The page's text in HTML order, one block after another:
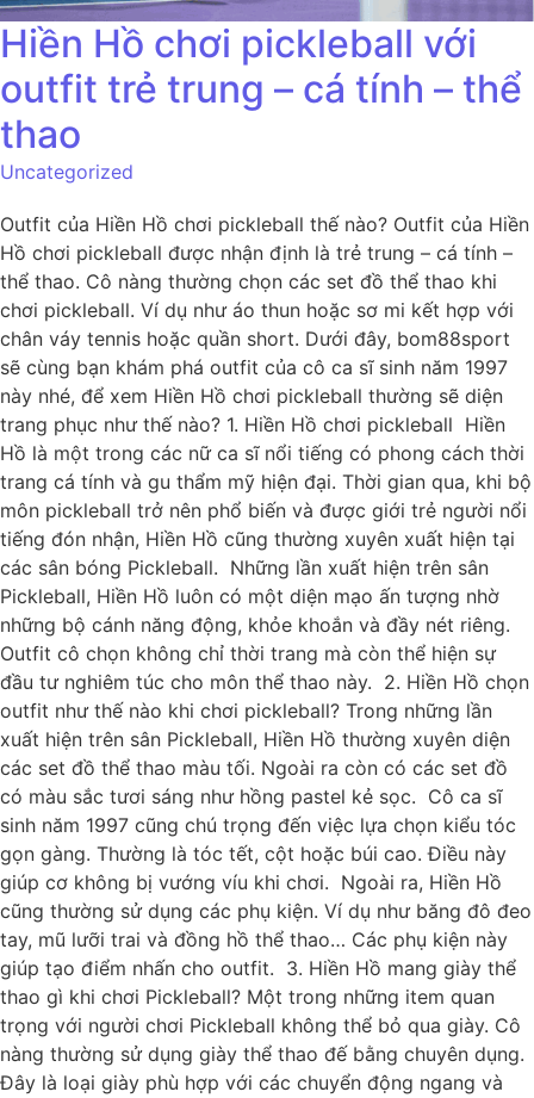
Hiền Hồ chơi pickleball với
outfit trẻ trung – cá tính – thể
thao
Uncategorized
Outfit của Hiền Hồ chơi pickleball thế nào? Outfit của Hiền
Hồ chơi pickleball được nhận định là trẻ trung – cá tính –
thể thao. Cô nàng thường chọn các set đồ thể thao khi
chơi pickleball. Ví dụ như áo thun hoặc sơ mi kết hợp với
chân váy tennis hoặc quần short. Dưới đây, bom88sport
sẽ cùng bạn khám phá outfit của cô ca sĩ sinh năm 1997
này nhé, để xem Hiền Hồ chơi pickleball thường sẽ diện
trang phục như thế nào? 1. Hiền Hồ chơi pickleball Hiền
Hồ là một trong các nữ ca sĩ nổi tiếng có phong cách thời
trang cá tính và gu thẩm mỹ hiện đại. Thời gian qua, khi bộ
môn pickleball trở nên phổ biến và được giới trẻ người nổi
tiếng đón nhận, Hiền Hồ cũng thường xuyên xuất hiện tại
các sân bóng Pickleball. Những lần xuất hiện trên sân
Pickleball, Hiền Hồ luôn có một diện mạo ấn tượng nhờ
những bộ cánh năng động, khỏe khoắn và đầy nét riêng.
Outfit cô chọn không chỉ thời trang mà còn thể hiện sự
đầu tư nghiêm túc cho môn thể thao này. 2. Hiền Hồ chọn
outfit như thế nào khi chơi pickleball? Trong những lần
xuất hiện trên sân Pickleball, Hiền Hồ thường xuyên diện
các set đồ thể thao màu tối. Ngoài ra còn có các set đồ
có màu sắc tươi sáng như hồng pastel kẻ sọc. Cô ca sĩ
sinh năm 1997 cũng chú trọng đến việc lựa chọn kiểu tóc
gọn gàng. Thường là tóc tết, cột hoặc búi cao. Điều này
giúp cơ không bị vướng víu khi chơi. Ngoài ra, Hiền Hồ
cũng thường sử dụng các phụ kiện. Ví dụ như băng đô đeo
tay, mũ lưỡi trai và đồng hồ thể thao… Các phụ kiện này
giúp tạo điểm nhấn cho outfit. 3. Hiền Hồ mang giày thể
thao gì khi chơi Pickleball? Một trong những item quan
trọng với người chơi Pickleball không thể bỏ qua giày. Cô
nàng thường sử dụng giày thể thao đế bằng chuyên dụng.
Đây là loại giày phù hợp với các chuyển động ngang và